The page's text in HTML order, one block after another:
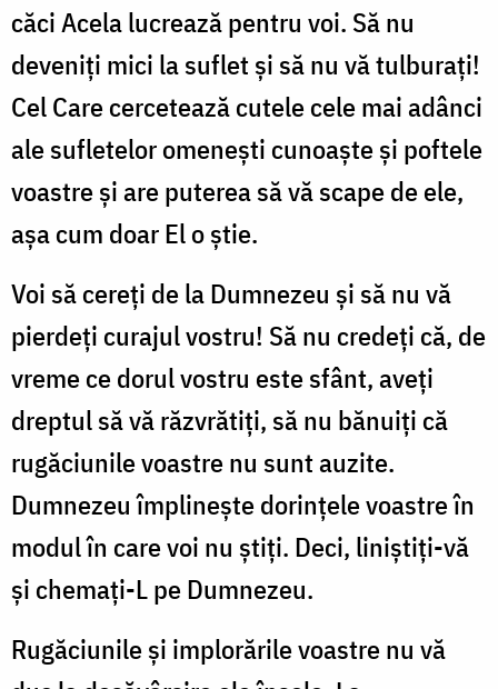
căci Acela lucrează pentru voi. Să nu
deveniţi mici la suflet şi să nu vă tulburaţi!
Cel Care cercetează cutele cele mai adânci
ale sufletelor omeneşti cunoaşte şi poftele
voastre şi are puterea să vă scape de ele,
aşa cum doar El o ştie.
Voi să cereţi de la Dumnezeu şi să nu vă
pierdeţi curajul vostru! Să nu credeţi că, de
vreme ce dorul vostru este sfânt, aveţi
dreptul să vă răzvrătiţi, să nu bănuiţi că
rugăciunile voastre nu sunt auzite.
Dumnezeu împlineşte dorinţele voastre în
modul în care voi nu ştiţi. Deci, liniştiţi-vă
şi chemaţi-L pe Dumnezeu.
Rugăciunile şi implorările voastre nu vă